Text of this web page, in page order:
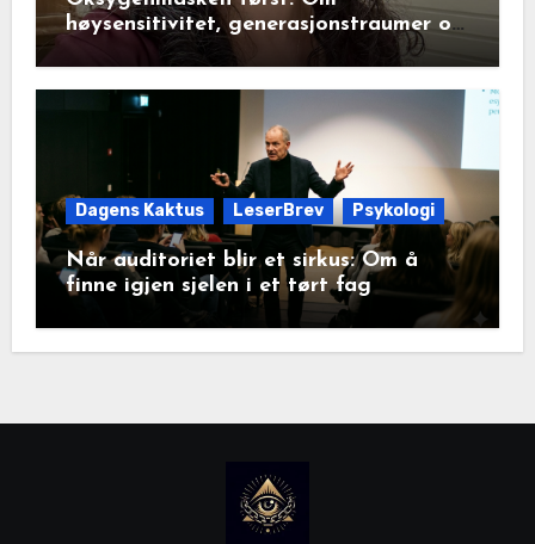
høysensitivitet, generasjonstraumer og
det disiplinerte tunnelsynet
Dagens Kaktus LeserBrev Psykologi
Når auditoriet blir et sirkus: Om å
finne igjen sjelen i et tørt fag